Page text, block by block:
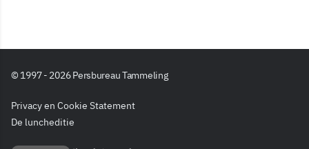
© 1997 - 2026 Persbureau Tammeling
Privacy en Cookie Statement
De luncheditie